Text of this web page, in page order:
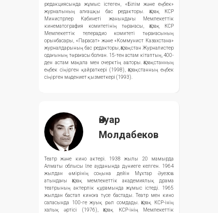
редакциясында жұмыс істеген, «Білім және еңбек»
журналының алғашқы бас редакторы. Қазақ КСР
Министрлер Кабинеті жанындағы Мемлекеттік
кинематография комитетінің төрағасы, Қазақ КСР
Мемлекеттік телерадио комитеті төрағасының
орынбасары, «Парасат» және «Коммунист Казахстана»
журналдарының бас редакторы, Қазақстан Журналистер
одағының төрағасы болған. 15-тен астам кітаптың, 400-
ден астам мақала мен очерктің авторы. Қазақстанның
еңбек сіңірген қайраткері (1998), Қазақстанның еңбек
сіңірген мәдениет қызметкері (1993).
Әнуар
Молдабеков
Театр және кино актері. 1938 жылы 20 мамырда
Алматы облысы Іле ауданында дүниеге келген. 1964
жылдан өмірінің соңына дейін Мұхтар Әуезов
атындағы Қазақ мемлекеттік академиялық драма
театрының актерлік құрамында жұмыс істеді. 1965
жылдан бастап киноға түсе бастады. Театр мен кино
саласында 100-ге жуық рөл сомдады. Қазақ КСР-інің
халық әртісі (1976), Қазақ КСР-інің Мемлекеттік